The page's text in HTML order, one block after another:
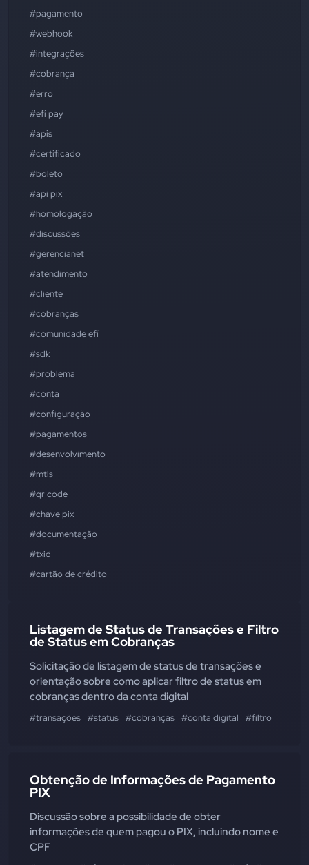
#pagamento
#webhook
#integrações
#cobrança
#erro
#efí pay
#apis
#certificado
#boleto
#api pix
#homologação
#discussões
#gerencianet
#atendimento
#cliente
#cobranças
#comunidade efí
#sdk
#problema
#conta
#configuração
#pagamentos
#desenvolvimento
#mtls
#qr code
#chave pix
#documentação
#txid
#cartão de crédito
Listagem de Status de Transações e Filtro
de Status em Cobranças
Solicitação de listagem de status de transações e
orientação sobre como aplicar filtro de status em
cobranças dentro da conta digital
#transações #status #cobranças #conta digital #filtro
Obtenção de Informações de Pagamento
PIX
Discussão sobre a possibilidade de obter
informações de quem pagou o PIX, incluindo nome e
CPF